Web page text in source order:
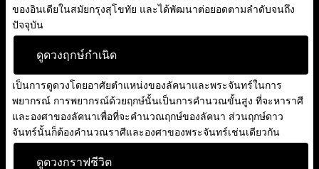
ของอินเดียในสมัยกรุงสุโขทัย และได้พัฒนาต่อยอดตามลำดับจนถึง
ปัจจุบัน
ดูดวงฤกษ์กำเนิด
เป็นการดูดวงโดยอาศัยตำแหน่งของลัคนาและพระจันทร์ในการ
พยากรณ์ การพยากรณ์ด้วยฤกษ์นั้นเป็นการคำนวณขั้นสูง ที่จะหาราศี
และองศาของลัคนาเพื่อที่จะคำนวณฤกษ์ของลัคนา ส่วนฤกษ์ดาว
จันทร์นั้นก็ต้องคำนวณราศีและองศาของพระจันทร์เช่นเดียวกัน
ดูดวงกราฟชีวิต